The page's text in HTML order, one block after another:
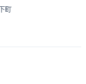
町